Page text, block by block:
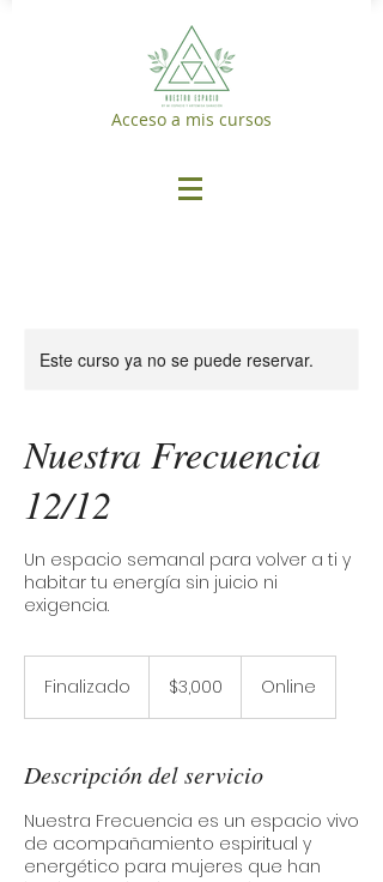
Acceso a mis cursos
Este curso ya no se puede reservar.
Nuestra Frecuencia
12/12
Un espacio semanal para volver a ti y
habitar tu energía sin juicio ni
exigencia.
Finalizado
l
z
a
d
pesos
mexicanos
$3,000 Online
Descripción del servicio
Nuestra Frecuencia es un espacio vivo
de acompañamiento espiritual y
energético para mujeres que han